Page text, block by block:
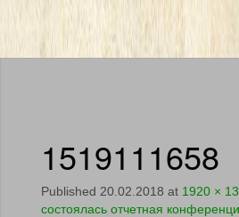
1519111658
Published 20.02.2018 at 1920 ×
состоялась отчетная